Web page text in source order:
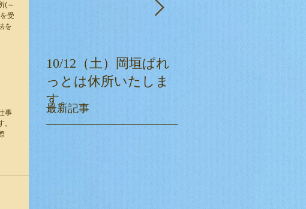
(～
受
を
事
10/12（土）岡垣ぱれ
っとは休所いたしま
す。
ぱれっとクリスマス
会☆
最新記事